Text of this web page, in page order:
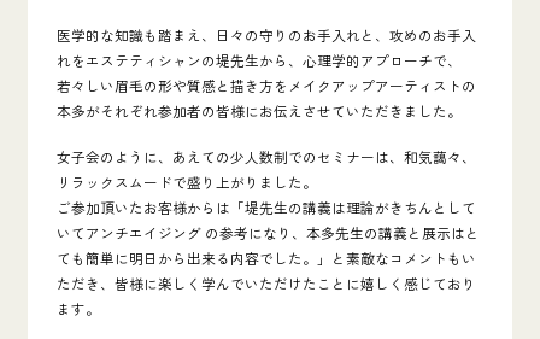
医学的な知識も踏まえ、日々の守りのお手入れと、攻めのお手入
れをエステティシャンの堤先生から、 心理学的アプローチで、
若々しい眉毛の形や質感と描き方をメイクアップアーティストの
本多がそれぞれ参加者の皆様にお伝えさせていただきました。
女子会のように、あえての少人数制でのセミナーは、和気藹々、
リラックスムードで盛り上がりました。
ご参加頂いたお客様からは「堤先生の講義は理論がきちんとして
いてアンチエイジング の参考になり、本多先生の講義と展示はと
ても簡単に明日から出来る内容でした。」と素敵なコメントもい
ただき、皆様に楽しく学んでいただけたことに嬉しく感じており
ます。